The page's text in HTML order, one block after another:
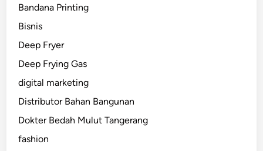
Bandana Printing
Bisnis
Deep Fryer
Deep Frying Gas
digital marketing
Distributor Bahan Bangunan
Dokter Bedah Mulut Tangerang
fashion